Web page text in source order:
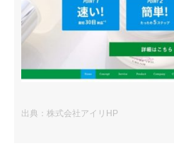
出典：株式会社アイリHP